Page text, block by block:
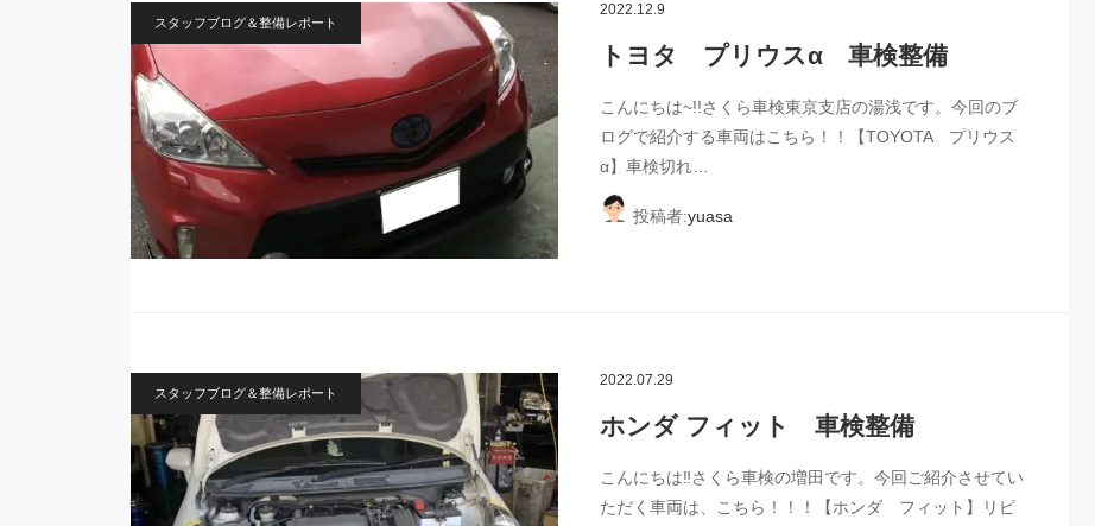
スタッフブログ＆整備レポート
2022.12.9
トヨタ プリウスα 車検整備
こんにちは~!!さくら車検東京支店の湯浅です。今回のブ
ログで紹介する車両はこちら！！【TOYOTA プリウス
α】車検切れ…
投稿者:yuasa
スタッフブログ＆整備レポート
2022.07.29
ホンダ フィット 車検整備
こんにちは‼さくら車検の増田です。今回ご紹介させてい
ただく車両は、こちら！！！【ホンダ フィット】リピ